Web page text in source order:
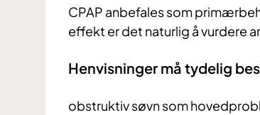
CPAP anbefales som
effekt er det naturlig å vurdere
Henvisninger må tydelig
obstruktiv søvn som